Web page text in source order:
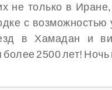
не только в
с
в Хамадан и
более 2500 лет!